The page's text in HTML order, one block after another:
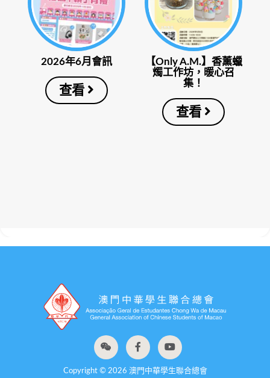
2026年6月會訊
查看
【Only A.M.】香薰蠟
燭工作坊，暖心召
集！
查看
Copyright © 2026 澳門中華學生聯合總會